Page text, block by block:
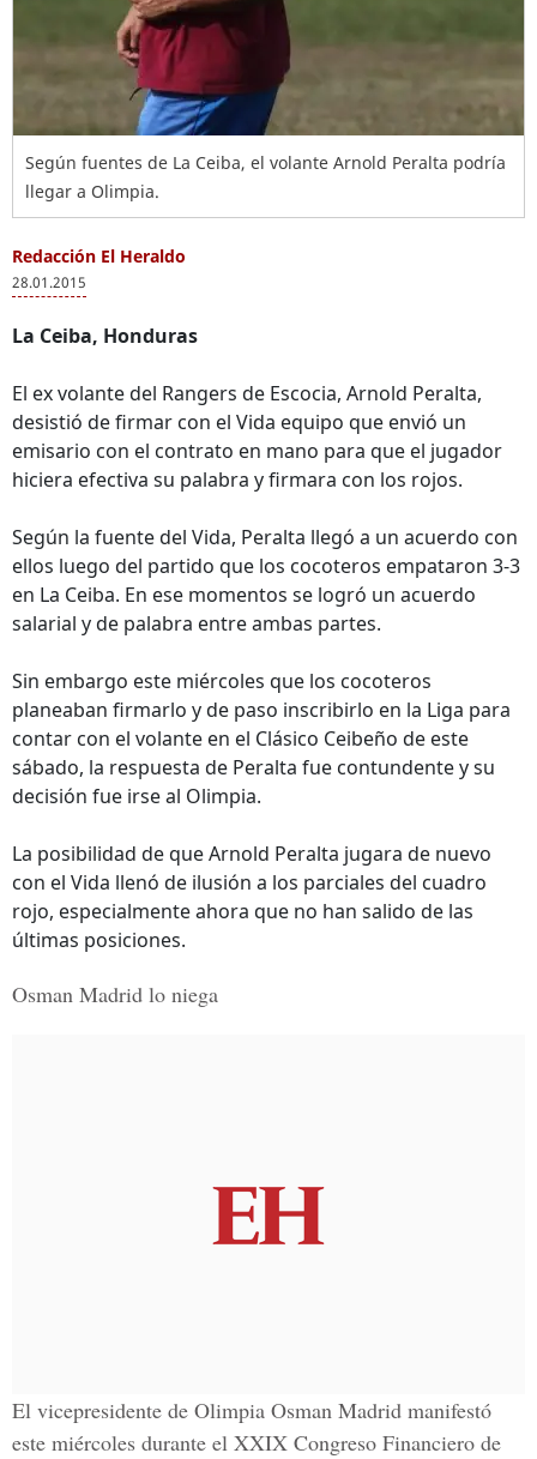
Según fuentes de La Ceiba, el volante Arnold Peralta podría
llegar a Olimpia.
Redacción El Heraldo
28.01.2015
La Ceiba, Honduras
El ex volante del Rangers de Escocia, Arnold Peralta,
desistió de firmar con el Vida equipo que envió un
emisario con el contrato en mano para que el jugador
hiciera efectiva su palabra y firmara con los rojos.
Según la fuente del Vida, Peralta llegó a un acuerdo con
ellos luego del partido que los cocoteros empataron 3-3
en La Ceiba. En ese momentos se logró un acuerdo
salarial y de palabra entre ambas partes.
Sin embargo este miércoles que los cocoteros
planeaban firmarlo y de paso inscribirlo en la Liga para
contar con el volante en el Clásico Ceibeño de este
sábado, la respuesta de Peralta fue contundente y su
decisión fue irse al Olimpia.
La posibilidad de que Arnold Peralta jugara de nuevo
con el Vida llenó de ilusión a los parciales del cuadro
rojo, especialmente ahora que no han salido de las
últimas posiciones.
Osman Madrid lo niega
El vicepresidente de Olimpia Osman Madrid manifestó
este miércoles durante el XXIX Congreso Financiero de